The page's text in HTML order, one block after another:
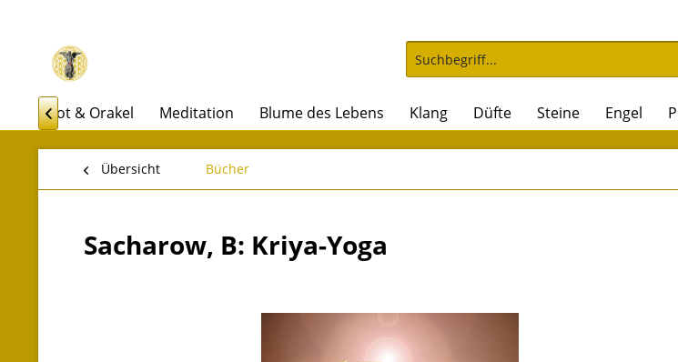
Tarot & Orakel Meditation Blume des Lebens Klang Düfte Steine Engel

Übersicht Bücher
Sacharow, B: Kriya-Yoga